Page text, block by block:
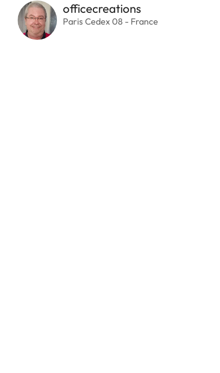
officecreations
Paris Cedex 08 - France